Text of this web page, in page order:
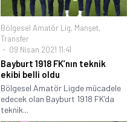
Bölgesel Amatör Lig, Manşet,
Transfer
09 Nisan 2021 11:41
Bayburt 1918 FK’nın teknik
ekibi belli oldu
Bölgesel Amatör Ligde mücadele
edecek olan Bayburt 1918 FK’da
teknik...